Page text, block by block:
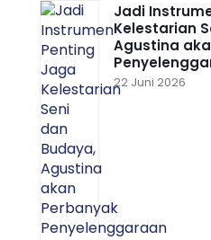
Jadi
Kelestarian
Agustina
22 Juni 2026